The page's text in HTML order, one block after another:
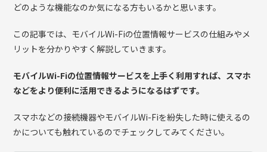
どのような機能なのか気になる方もいるかと思います。
この記事では、モバイルWi-Fiの位置情報サービスの仕組みやメ
リットを分かりやすく解説していきます。
モバイルWi-Fiの位置情報サービスを上手く利用すれば、スマホ
などをより便利に活用できるようになるはずです。
スマホなどの接続機器やモバイルWi-Fiを紛失した時に使えるの
かについても触れているのでチェックしてみてください。